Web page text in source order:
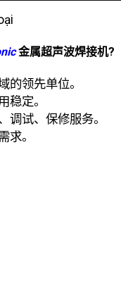
金属超声波焊接机?
的领先单位。
稳定。
调试、保修服务。
求。